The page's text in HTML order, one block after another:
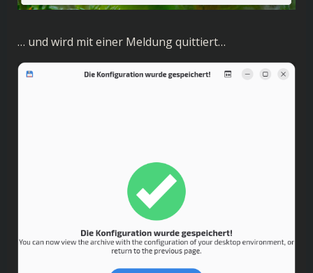
… und wird mit einer Meldung quittiert…